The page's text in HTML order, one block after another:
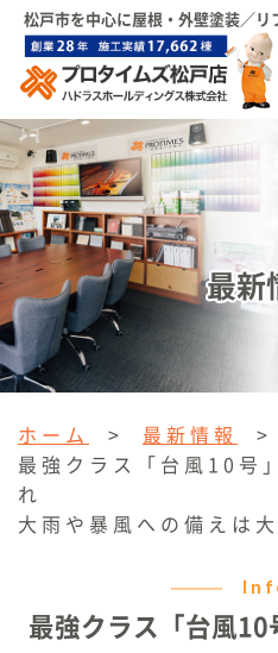
松戸市を中心に屋根・外壁塗装／リ
最新
ホーム > 最新情報
最強クラス「台風10号
れ
大雨や暴風への備えは
最強クラス「台風10